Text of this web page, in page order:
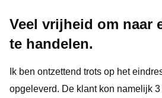
Veel vrijheid om naar
te handelen.
Ik ben ontzettend trots op het
opgeleverd. De klant kon namelijk